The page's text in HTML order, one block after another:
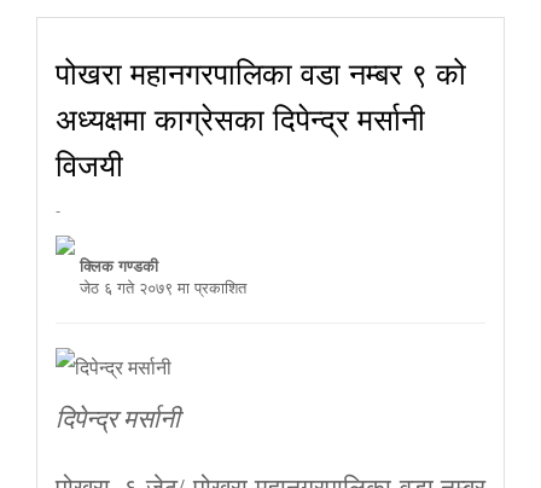
पोखरा महानगरपालिका वडा नम्बर ९ को
अध्यक्षमा काग्रेसका दिपेन्द्र मर्सानी
विजयी
-
क्लिक गण्डकी
जेठ ६ गते २०७९ मा प्रकाशित
दिपेन्द्र मर्सानी